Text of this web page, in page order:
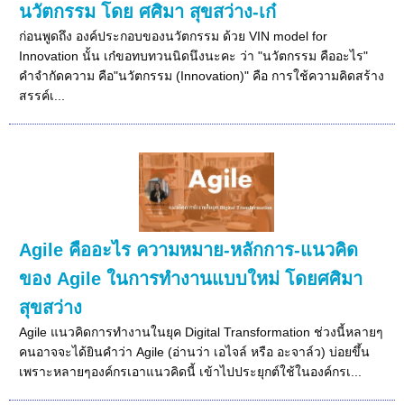
นวัตกรรม โดย ศศิมา สุขสว่าง-เก๋
ก่อนพูดถึง องค์ประกอบของนวัตกรรม ด้วย VIN model for
Innovation นั้น เก๋ขอทบทวนนิดนึงนะคะ ว่า "นวัตกรรม คืออะไร"
คำจำกัดความ คือ"นวัตกรรม (Innovation)" คือ การใช้ความคิดสร้าง
สรรค์เ...
Agile คืออะไร ความหมาย-หลักการ-แนวคิด
ของ Agile ในการทำงานแบบใหม่ โดยศศิมา
สุขสว่าง
Agile แนวคิดการทำงานในยุค Digital Transformation ช่วงนี้หลายๆ
คนอาจจะได้ยินคำว่า Agile (อ่านว่า เอไจล์ หรือ อะจาล์ว) บ่อยขึ้น
เพราะหลายๆองค์กรเอาแนวคิดนี้ เข้าไปประยุกต์ใช้ในองค์กรเ...